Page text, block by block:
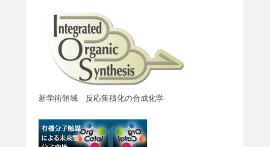
新学術領域 反応集積化の合成化学